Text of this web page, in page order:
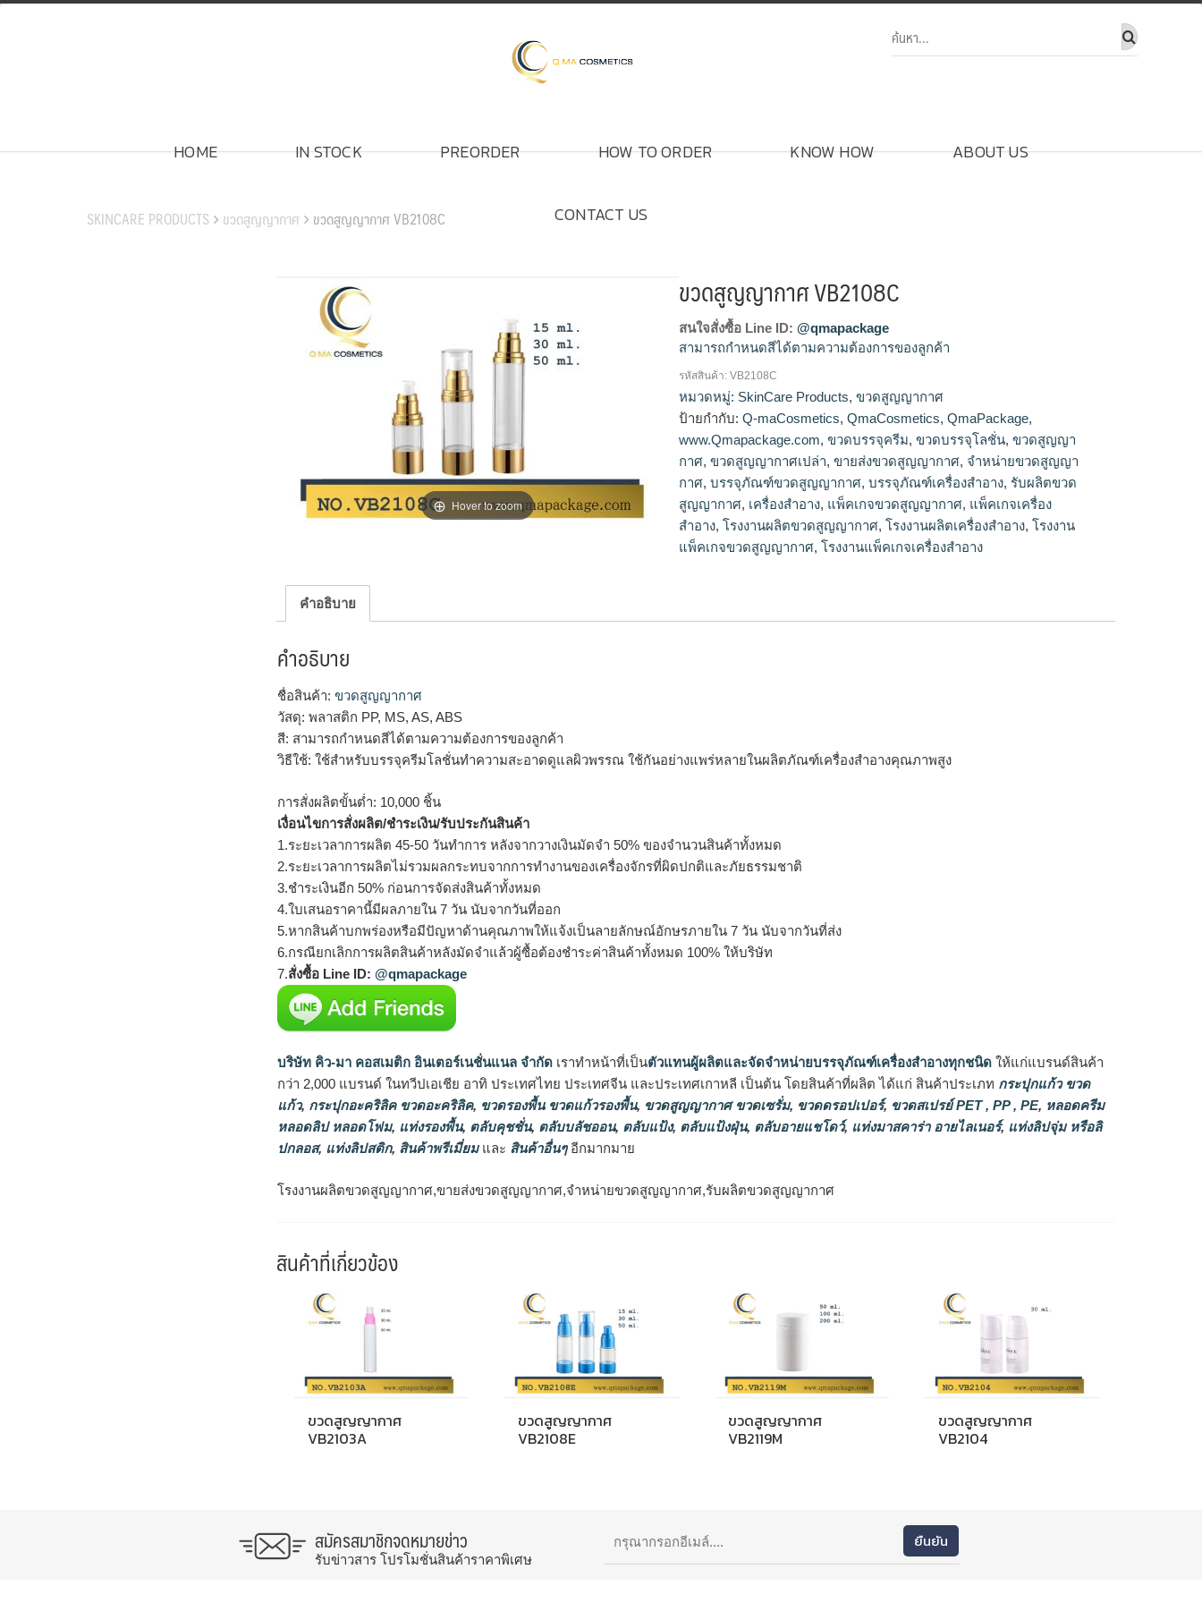
Skip
HOME IN STOCK PREORDER HOW TO ORDER KNOW HOW ABOUT US
CONTACT US
SKINCARE PRODUCTS ขวดสูญญากาศ ขวดสูญญากาศ VB2108C
Hover to zoom
ขวดสูญญากาศ VB2108C
สนใจสั่งซื้อ Line ID: @qmapackage
สามารถกำหนดสีได้ตามความต้องการของลูกค้า
โรงงานผลิตขวดสูญญากาศ,ขายส่งขวดสูญญากาศ,จำหน่ายขวดสูญญา
กาศ,รับผลิตขวดสูญญากาศ
รหัสสินค้า:VB2108C
หมวดหมู่: SkinCare Products,ขวดสูญญากาศ
ป้ายกำกับ:Q-maCosmetics,QmaCosmetics,QmaPackage,
www.Qmapackage.com,ขวดบรรจุครีม,ขวดบรรจุโลชั่น,ขวดสูญญา
กาศ,ขวดสูญญากาศเปล่า,ขายส่งขวดสูญญากาศ, จำหน่ายขวดสูญญา
กาศ,บรรจุภัณฑ์ขวดสูญญากาศ,บรรจุภัณฑ์เครื่องสำอาง, รับผลิตขวด
สูญญากาศ, เครื่องสำอาง, แพ็คเกจขวดสูญญากาศ, แพ็คเกจเครื่อง
สำอาง,โรงงานผลิตขวดสูญญากาศ,โรงงานผลิตเครื่องสำอาง,โรงงาน
แพ็คเกจขวดสูญญากาศ,โรงงานแพ็คเกจเครื่องสำอาง
คำอธิบาย
คำอธิบาย
ชื่อสินค้า: ขวดสูญญากาศ
วัสดุ: พลาสติก PP, MS, AS, ABS
สี: สามารถกำหนดสีได้ตามความต้องการของลูกค้า
วิธีใช้: ใช้สำหรับบรรจุครีมโลชั่นทำความสะอาดดูแลผิวพรรณ ใช้กันอย่างแพร่หลายในผลิตภัณฑ์เครื่องสำอางคุณภาพสูง
การสั่งผลิตขั้นต่ำ: 10,000 ชิ้น
เงื่อนไขการสั่งผลิต/ชำระเงิน/รับประกันสินค้า
1.ระยะเวลาการผลิต 45-50 วันทำการ หลังจากวางเงินมัดจำ 50% ของจำนวนสินค้าทั้งหมด
2.ระยะเวลาการผลิตไม่รวมผลกระทบจากการทำงานของเครื่องจักรที่ผิดปกติและภัยธรรมชาติ
3.ชำระเงินอีก 50% ก่อนการจัดส่งสินค้าทั้งหมด
4.ใบเสนอราคานี้มีผลภายใน 7 วัน นับจากวันที่ออก
5.หากสินค้าบกพร่องหรือมีปัญหาด้านคุณภาพให้แจ้งเป็นลายลักษณ์อักษรภายใน 7 วัน นับจากวันที่ส่ง
6.กรณียกเลิกการผลิตสินค้าหลังมัดจำแล้วผู้ซื้อต้องชำระค่าสินค้าทั้งหมด 100% ให้บริษัท
7.สั่งซื้อ Line ID: @qmapackage
บริษัท คิว-มา คอสเมติก อินเตอร์เนชั่นแนล จำกัด เราทำหน้าที่เป็นตัวแทนผู้ผลิตและจัดจำหน่ายบรรจุภัณฑ์เครื่องสำอางทุกชนิด ให้แก่แบรนด์สินค้า
กว่า 2,000 แบรนด์ ในทวีปเอเชีย อาทิ ประเทศไทย ประเทศจีน และประเทศเกาหลี เป็นต้น โดยสินค้าที่ผลิต ได้แก่ สินค้าประเภท กระปุกแก้ว ขวด
แก้ว, กระปุกอะคริลิค ขวดอะคริลิค, ขวดรองพื้น ขวดแก้วรองพื้น, ขวดสูญญากาศ ขวดเซรั่ม, ขวดดรอปเปอร์, ขวดสเปรย์ PET , PP , PE, หลอดครีม
หลอดลิป หลอดโฟม, แท่งรองพื้น, ตลับคุชชั่น, ตลับบลัชออน, ตลับแป้ง, ตลับแป้งฝุ่น, ตลับอายแชโดว์, แท่งมาสคาร่า อายไลเนอร์, แท่งลิปจุ่ม หรือลิ
ปกลอส, แท่งลิปสติก, สินค้าพรีเมี่ยมและ สินค้าอื่นๆอีกมากมาย
โรงงานผลิตขวดสูญญากาศ,ขายส่งขวดสูญญากาศ,จำหน่ายขวดสูญญากาศ,รับผลิตขวดสูญญากาศ
สินค้าที่เกี่ยวข้อง
ขวดสูญญากาศ
VB2103A
ขวดสูญญากาศ
VB2108E
ขวดสูญญากาศ
VB2119M
ขวดสูญญากาศ
VB2104
สมัครสมาชิกจดหมายข่าว
รับข่าวสาร โปรโมชั่นสินค้าราคาพิเศษ